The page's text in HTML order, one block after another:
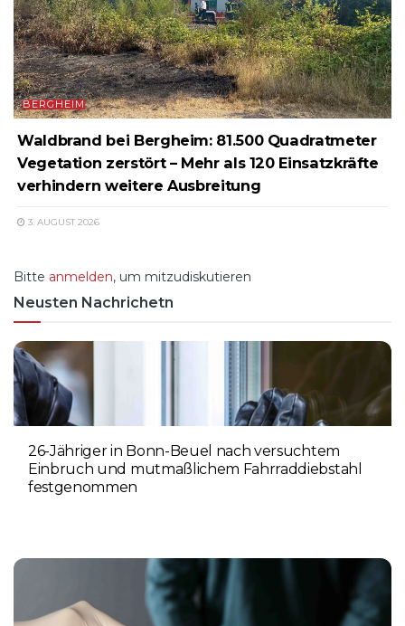
BERGHEIM
Waldbrand bei Bergheim: 81.500 Quadratmeter
Vegetation zerstört – Mehr als 120 Einsatzkräfte
verhindern weitere Ausbreitung
3. AUGUST 2026
Bitte anmelden, um mitzudiskutieren
Neusten Nachrichetn
26-Jähriger in Bonn-Beuel nach versuchtem
Einbruch und mutmaßlichem Fahrraddiebstahl
festgenommen